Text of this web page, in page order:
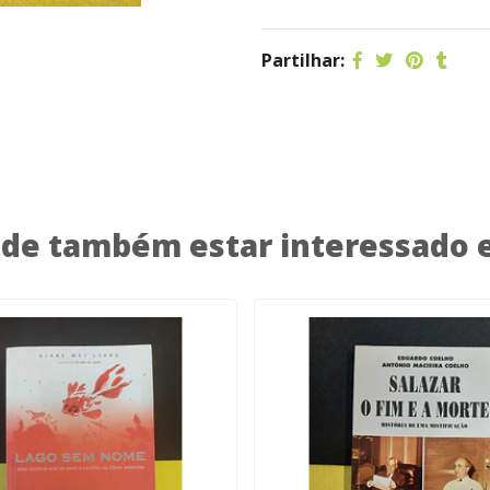
Partilhar:
também estar interessado